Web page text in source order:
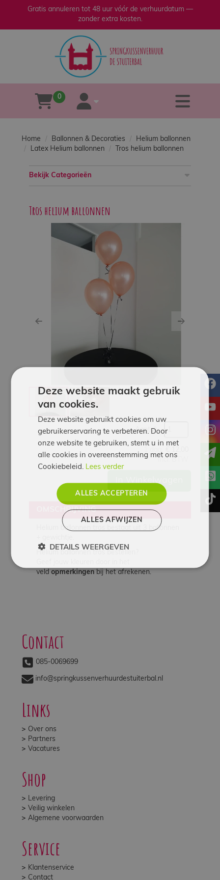
Gratis annuleren tot 48 uur vóór de verhuurdatum —
zonder extra kosten.
winkelwagen
0
account
×sluiten
Verkoop
Over
Veilig
Home Ballonnen & Decoraties
Helium ballonnen
Latex Helium ballonnen
Tros helium ballonnen
Bekijk Categorieën
Tros helium ballonnen
Previous Next
Aantal:
1 dag
In Winkelwagen
OMSCHRIJVING
Helium ballonnen tros bestaat uit 3 ballonnen
Helium ballonnen tros bestellen?
veld opmerkingen bij het afrekenen.
Contact
085-0069699
info@springkussenverhuurdestuiterbal.nl
Links
Over ons
Partners
Vacatures
Shop
Levering
Veilig winkelen
Algemene voorwaarden
Service
Klantenservice
Contact
Deze website maakt gebruik
van cookies.
Deze website gebruikt cookies om uw
gebruikerservaring te verbeteren. Door
onze website te gebruiken, stemt u in met
alle cookies in overeenstemming met ons
Cookiebeleid. Lees verder
ALLES ACCEPTEREN
ALLES AFWIJZEN
DETAILS WEERGEVEN